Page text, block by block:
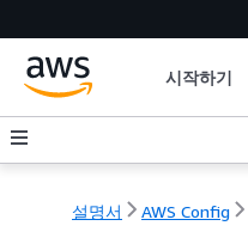
시작하기
설명서 AWS Config